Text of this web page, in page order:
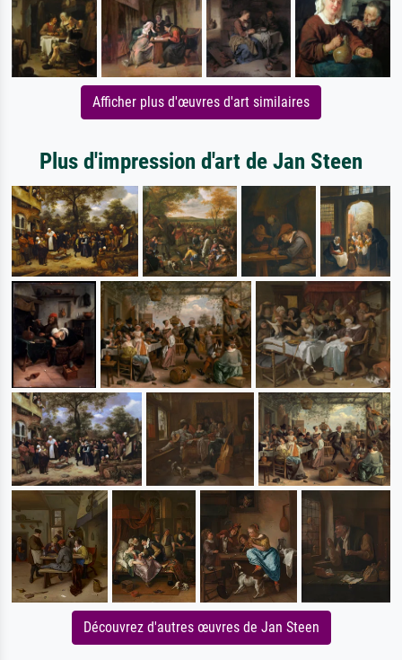
Afficher plus d'œuvres d'art similaires
Plus d'impression d'art de Jan Steen
Découvrez d'autres œuvres de Jan Steen